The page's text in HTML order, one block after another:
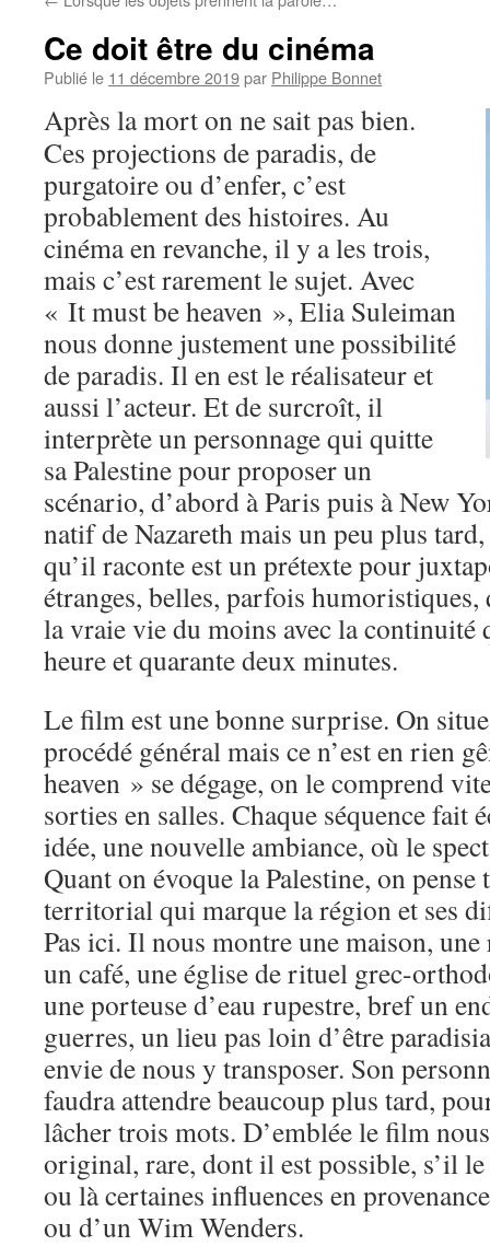
Ce doit être du cinéma
Publié le 11 décembre 2019par Philippe Bonnet
Après la mort on ne sait pas bien.
Ces projections de paradis, de
purgatoire ou d’enfer, c’est
probablement des histoires. Au
cinéma en revanche, il y a les trois,
mais c’est rarement le sujet. Avec
« It must be heaven », Elia Suleiman
nous donne justement une possibilité
de paradis. Il en est le réalisateur et
aussi l’acteur. Et de surcroît, il
interprète un personnage qui quitte
sa Palestine pour proposer un
scénario, d’abord à Paris puis à New
natif de Nazareth mais un peu plus
qu’il raconte est un prétexte pour
étranges, belles, parfois humoristiques,
la vraie vie du moins avec la continuité
heure et quarante deux minutes.
Le film est une bonne surprise. On
procédé général mais ce n’est en rien
heaven » se dégage, on le comprend
sorties en salles. Chaque séquence fait
idée, une nouvelle ambiance, où le
Quant on évoque la Palestine, on
territorial qui marque la région et ses
Pas ici. Il nous montre une maison,
un café, une église de rituel grec-
une porteuse d’eau rupestre, bref un
guerres, un lieu pas loin d’être
envie de nous y transposer. Son
faudra attendre beaucoup plus tard,
lâcher trois mots. D’emblée le film
original, rare, dont il est possible, s’il
ou là certaines influences en
ou d’un Wim Wenders.